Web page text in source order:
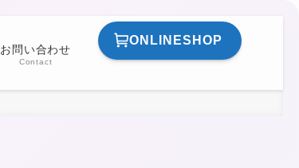
お問い合わせ
Contact
ONLINESHOP